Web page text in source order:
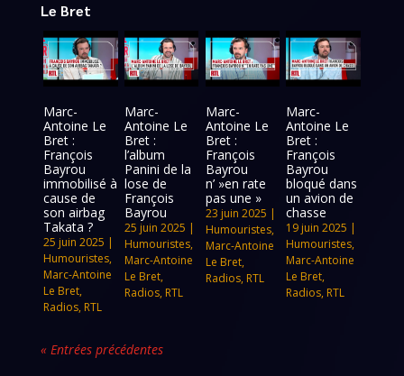
Le Bret
Marc-
Antoine Le
Bret :
François
Bayrou
immobilisé à
cause de
son airbag
Takata ?
25 juin 2025 |
Humouristes,
Marc-Antoine
Le Bret,
Radios, RTL
Marc-
Antoine Le
Bret :
l’album
Panini de la
lose de
François
Bayrou
25 juin 2025 |
Humouristes,
Marc-Antoine
Le Bret,
Radios, RTL
Marc-
Antoine Le
Bret :
François
Bayrou
n’ »en rate
pas une »
23 juin 2025 |
Humouristes,
Marc-Antoine
Le Bret,
Radios, RTL
Marc-
Antoine Le
Bret :
François
Bayrou
bloqué dans
un avion de
chasse
19 juin 2025 |
Humouristes,
Marc-Antoine
Le Bret,
Radios, RTL
« Entrées précédentes